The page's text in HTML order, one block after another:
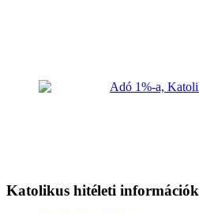
Katolikus hitéleti információk